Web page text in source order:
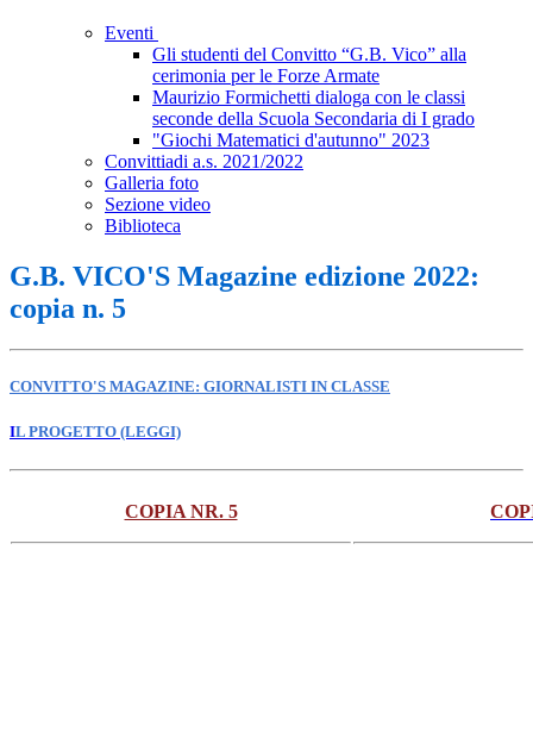
Eventi
Gli studenti del Convitto “G.B. Vico” alla
cerimonia per le Forze Armate
Maurizio Formichetti dialoga con le classi
seconde della Scuola Secondaria di I grado
"Giochi Matematici d'autunno" 2023
Convittiadi a.s. 2021/2022
Galleria foto
Sezione video
Biblioteca
G.B. VICO'S Magazine edizione 2022:
copia n. 5
CONVITTO'S MAGAZINE: GIORNALISTI IN CLASSE
IL PROGETTO (LEGGI)
COPIA NR. 5